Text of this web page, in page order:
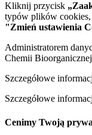
Kliknij przycisk
typów plików cookies,
"Zmień ustawienia
Administratorem
Chemii
Szczegółowe
Szczegółowe
Cenimy Twoją